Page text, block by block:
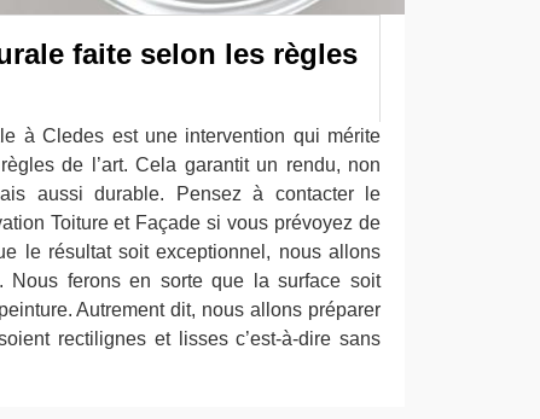
faite selon les règles
à Cledes est une intervention qui mérite
de l’art. Cela garantit un rendu, non
aussi durable. Pensez à contacter le
Toiture et Façade si vous prévoyez de
le résultat soit exceptionnel, nous allons
Nous ferons en sorte que la surface soit
Autrement dit, nous allons préparer
rectilignes et lisses c’est-à-dire sans